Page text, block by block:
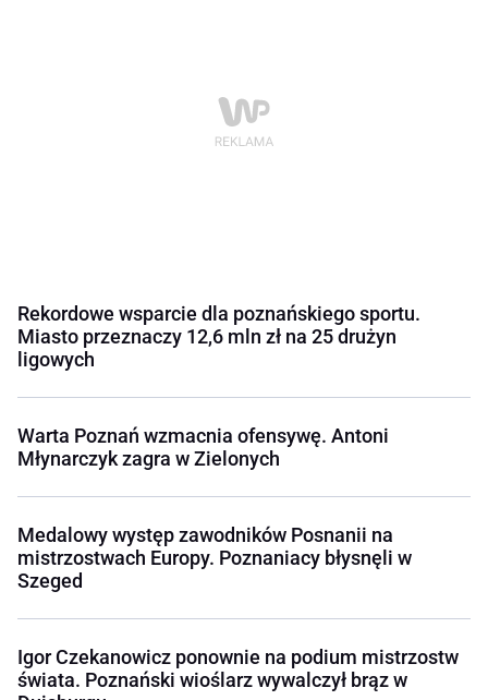
Rekordowe wsparcie dla poznańskiego sportu.
Miasto przeznaczy 12,6 mln zł na 25 drużyn
ligowych
Warta Poznań wzmacnia ofensywę. Antoni
Młynarczyk zagra w Zielonych
Medalowy występ zawodników Posnanii na
mistrzostwach Europy. Poznaniacy błysnęli w
Szeged
Igor Czekanowicz ponownie na podium mistrzostw
świata. Poznański wioślarz wywalczył brąz w